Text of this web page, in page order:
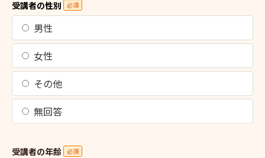
受講者の性別 必須
男性
女性
その他
無回答
受講者の年齢 必須